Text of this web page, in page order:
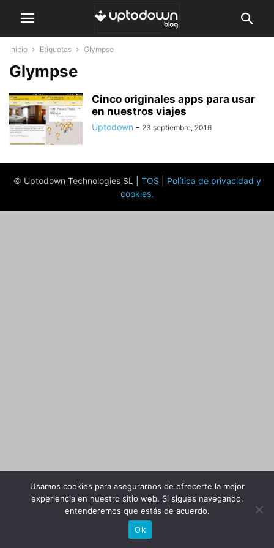
Inicio Etiquetas Glympse
Glympse
Cinco originales apps para usar
en nuestros viajes
Uptodown - 23 septiembre, 2016
© Uptodown Technologies SL | TOS
Política de privacidad y
cookies.
Usamos cookies para asegurarnos de ofrecerte la mejor
experiencia en nuestro sitio web. Si sigues navegando,
entenderemos que estás de acuerdo.
Ok